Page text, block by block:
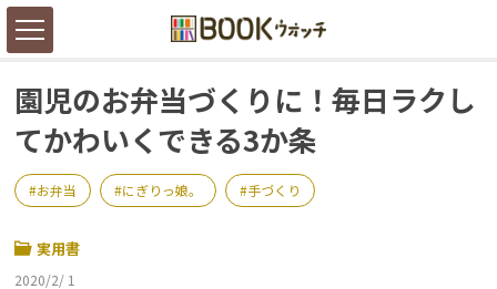
園児のお弁当づくりに！毎日ラクし
てかわいくできる3か条
お弁当 にぎりっ娘。 手づくり
実用書
2020/2/ 1